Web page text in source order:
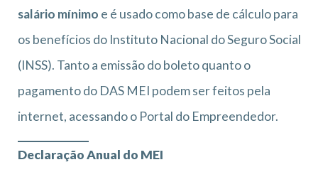
salário mínimo e é usado como base de cálculo para
os benefícios do Instituto Nacional do Seguro Social
(INSS). Tanto a emissão do boleto quanto o
pagamento do DAS MEI podem ser feitos pela
internet, acessando o Portal do Empreendedor.
Declaração Anual do MEI